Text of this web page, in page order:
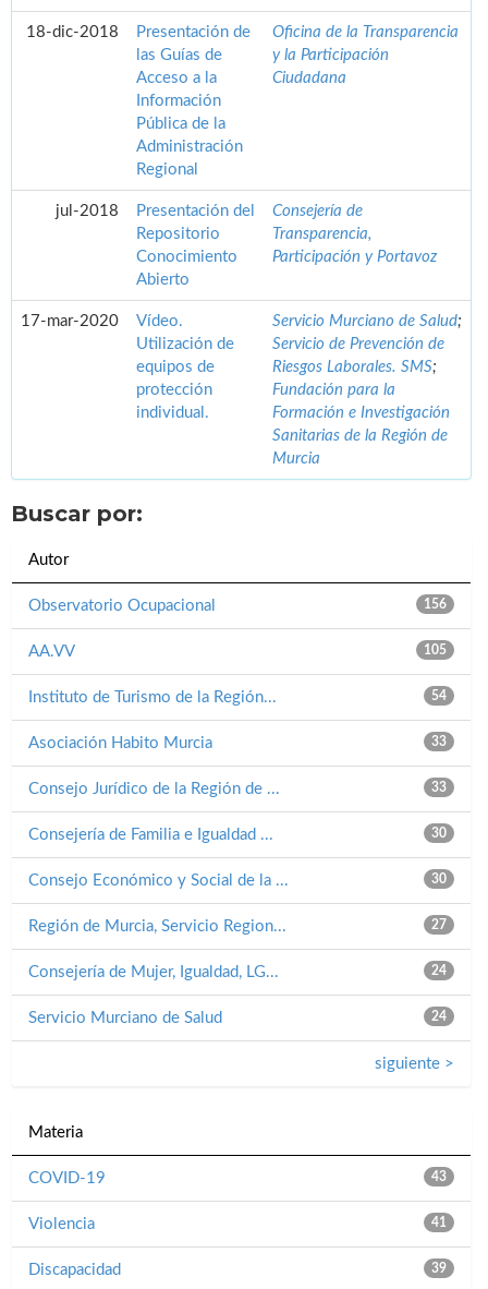
18-dic-2018
Presentación de
las Guías de
Acceso a la
Información
Pública de la
Administración
Regional
Oficina de la Transparencia
y la Participación
Ciudadana
jul-2018
Presentación del
Repositorio
Conocimiento
Abierto
Consejería de
Transparencia,
Participación y Portavoz
17-mar-2020
Vídeo.
Utilización de
equipos de
protección
individual.
Servicio Murciano de Salud;
Servicio de Prevención de
Riesgos Laborales. SMS;
Fundación para la
Formación e Investigación
Sanitarias de la Región de
Murcia
Buscar por:
Autor
156
Observatorio Ocupacional
105
AA.VV
54
Instituto de Turismo de la Región...
33
Asociación Habito Murcia
33
Consejo Jurídico de la Región de ...
30
Consejería de Familia e Igualdad ...
30
Consejo Económico y Social de la ...
27
Región de Murcia, Servicio Region...
24
Consejería de Mujer, Igualdad, LG...
24
Servicio Murciano de Salud
siguiente >
Materia
43
COVID-19
41
Violencia
39
Discapacidad